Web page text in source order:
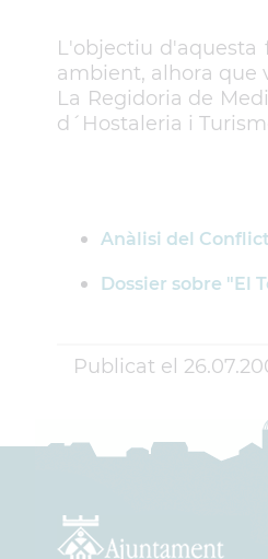
L'objectiu
ambient, alhora que
La Regidoria de
d´Hostaleria i
Anàlisi del
Dossier sobre "El
Publicat el